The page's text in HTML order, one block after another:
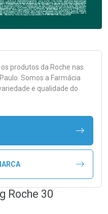
produtos da Roche nas
Somos a Farmácia
e qualidade do
Roche 30